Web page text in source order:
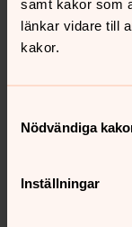
samt kakor som
länkar vidare till
kakor.
Nödvändiga
Inställningar
känning av fjället.